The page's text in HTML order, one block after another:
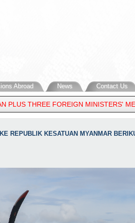
Abroad News Contact Us
MINISTERS' MEETING, 33RD
REPUBLIK KESATUAN MYANMAR